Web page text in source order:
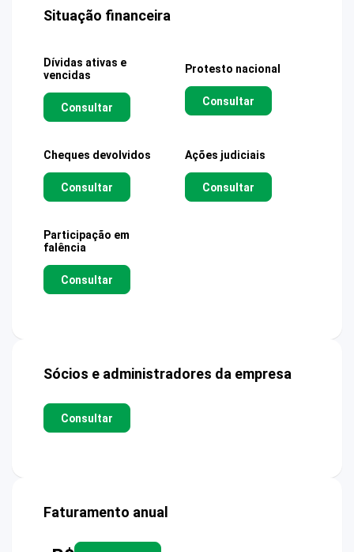
Situação financeira
Dívidas ativas e
vencidas
Consultar
Protesto nacional
Consultar
Cheques devolvidos
Consultar
Ações judiciais
Consultar
Participação em
falência
Consultar
Sócios e administradores da empresa
Consultar
Faturamento anual